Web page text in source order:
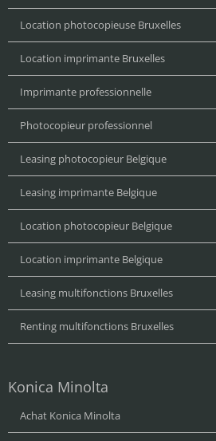
Location photocopieuse Bruxelles
Location imprimante Bruxelles
Imprimante professionnelle
Photocopieur professionnel
Leasing photocopieur Belgique
Leasing imprimante Belgique
Location photocopieur Belgique
Location imprimante Belgique
Leasing multifonctions Bruxelles
Renting multifonctions Bruxelles
Konica Minolta
Achat Konica Minolta